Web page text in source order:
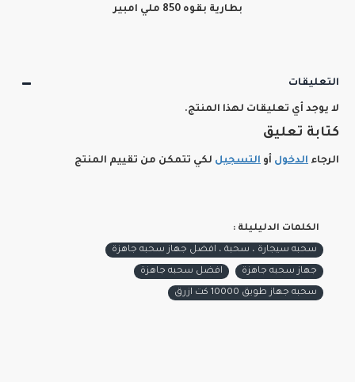
بطارية بقوه 850 ملي امبير
التعليقات
لا يوجد أي تعليقات لهذا المنتج.
كتابة تعليق
الرجاء الدخول أو التسجيل لكي تتمكن من تقييم المنتج
الكلمات الدليليلة :
سحبه سيجارة ، سحبة ، افضل جهاز سحبه جاهزة
جهاز سحبه جاهزة افضل سحبه جاهزة
سحبه جهاز طويق 10000 كت ازرق